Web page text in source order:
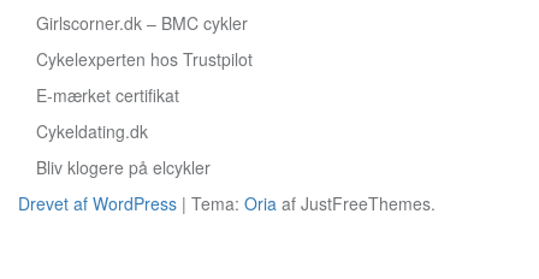
Girlscorner.dk – BMC cykler
Cykelexperten hos Trustpilot
E-mærket certifikat
Cykeldating.dk
Bliv klogere på elcykler
Drevet af WordPress | Tema: Oria af JustFreeThemes.